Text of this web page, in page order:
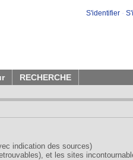
S'identifier -
RECHERCHE
indication des sources)
et les sites